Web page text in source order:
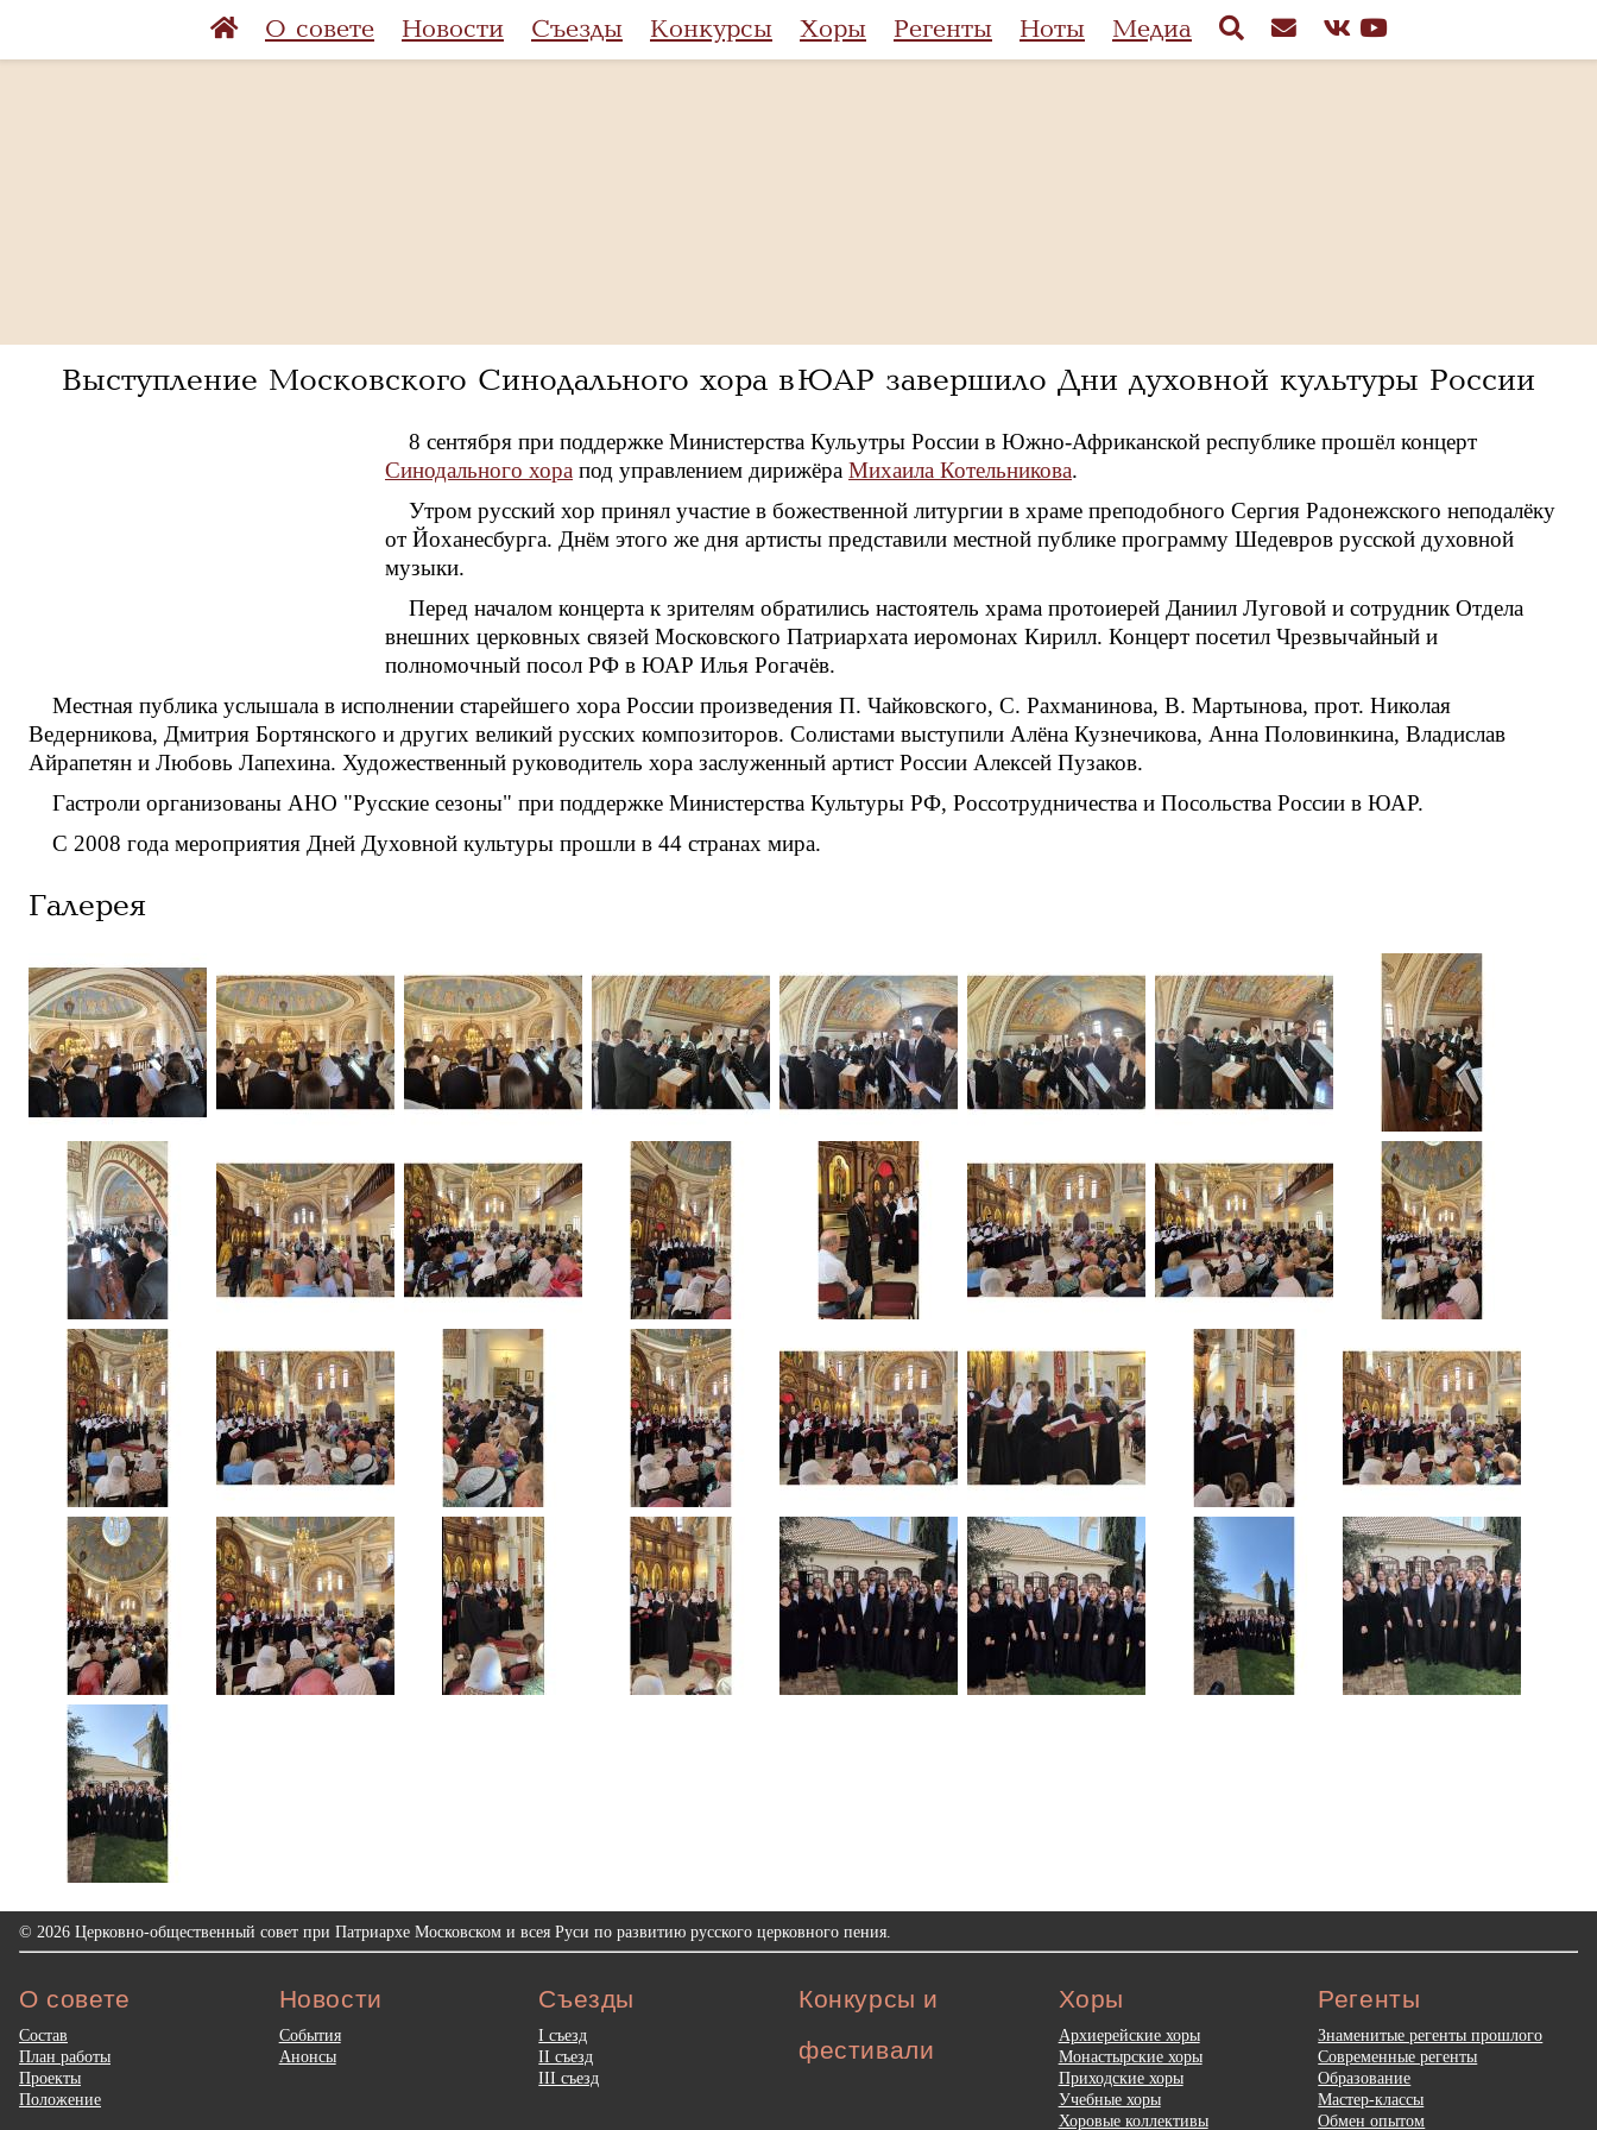
О совете Новости Съезды Конкурсы Хоры Регенты Ноты Медиа
Выступление Московского Синодального хора в ЮАР завершило Дни духовной культуры России
8 сентября при поддержке Министерства Кульутры России в Южно-Африканской республике прошёл концерт
Синодального хора под управлением дирижёра Михаила Котельникова.
Утром русский хор принял участие в божественной литургии в храме преподобного Сергия Радонежского неподалёку
от Йоханесбурга. Днём этого же дня артисты представили местной публике программу Шедевров русской духовной
музыки.
Перед началом концерта к зрителям обратились настоятель храма протоиерей Даниил Луговой и сотрудник Отдела
внешних церковных связей Московского Патриархата иеромонах Кирилл. Концерт посетил Чрезвычайный и
полномочный посол РФ в ЮАР Илья Рогачёв.
Местная публика услышала в исполнении старейшего хора России произведения П. Чайковского, С. Рахманинова, В. Мартынова, прот. Николая
Ведерникова, Дмитрия Бортянского и других великий русских композиторов. Солистами выступили Алёна Кузнечикова, Анна Половинкина, Владислав
Айрапетян и Любовь Лапехина. Художественный руководитель хора заслуженный артист России Алексей Пузаков.
Гастроли организованы АНО "Русские сезоны" при поддержке Министерства Культуры РФ, Россотрудничества и Посольства России в ЮАР.
С 2008 года мероприятия Дней Духовной культуры прошли в 44 странах мира.
Галерея
© 2026 Церковно-общественный совет при Патриархе Московском и всея Руси по развитию русского церковного пения.
О совете
Состав
План работы
Проекты
Положение
Новости
События
Анонсы
Съезды
I съезд
II съезд
III съезд
Конкурсы и
фестивали
Хоры
Архиерейские хоры
Монастырские хоры
Приходские хоры
Учебные хоры
Хоровые коллективы
Регенты
Знаменитые регенты прошлого
Современные регенты
Образование
Мастер-классы
Обмен опытом